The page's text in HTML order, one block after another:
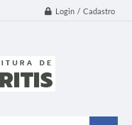
Login / Cadastro